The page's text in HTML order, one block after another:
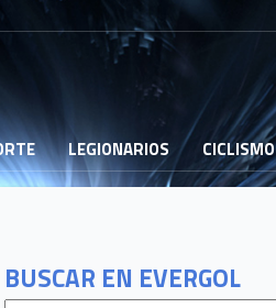
LEGIONARIOS CICLISMO
BUSCAR EN EVERGOL